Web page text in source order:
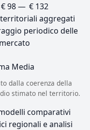
€ 98 — € 132
aggregati
periodico delle
Media
dalla coerenza della
stimato nel territorio.
comparativi
regionali e analisi